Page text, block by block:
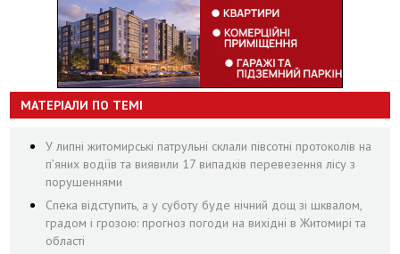
МАТЕРІАЛИ ПО ТЕМІ
У липні житомирські патрульні склали півсотні протоколів на
пʼяних водіїв та виявили 17 випадків перевезення лісу з
порушеннями
Спека відступить, а у суботу буде нічний дощ зі шквалом,
градом і грозою: прогноз погоди на вихідні в Житомирі та
області